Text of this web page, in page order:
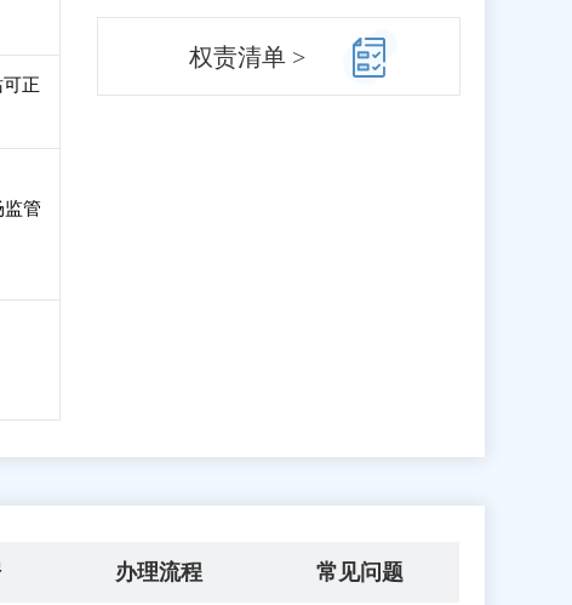
正
监管
权责清单 >
办理流程 常见问题